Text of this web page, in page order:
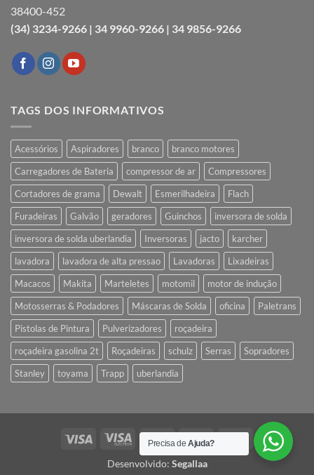
38400-452
(34) 3234-9266 | 34 9960-9266 | 34 9856-9266
TAGS DOS INFORMATIVOS
Acessórios Aspiradores branco
branco motores
Carregadores de Bateria
compressor de ar
Compressores
Cortadores de grama
Dewalt Esmerilhadeira
Flach
Furadeiras
Galvão geradores Guinchos
inversora de solda
inversora de solda uberlandia
Inversoras jacto
karcher
lavadora
lavadora de alta pressao Lavadoras
Lixadeiras
Macacos
Makita Marteletes motomil
motor de indução
Motosserras & Podadores
Máscaras de Solda oficina
Paletrans
Pistolas de Pintura
Pulverizadores
roçadeira
roçadeira gasolina 2t
Roçadeiras schulz Serras
Sopradores
Stanley
toyama Trapp uberlandia
Visa
Visa
Electron
MasterCardCredit
Card
American
Express
Desenvolvido: Segallaa
Precisa deAjuda?